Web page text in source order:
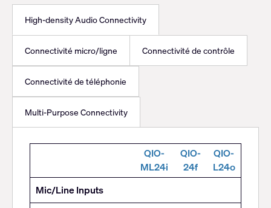
High-density Audio Connectivity
Connectivité micro/ligne Connectivité de contrôle
Connectivité de téléphonie
Multi-Purpose Connectivity
Audio
Connectivity
QIO-
ML24i
QIO-
24f
QIO-
L24o
Mic/Line Inputs